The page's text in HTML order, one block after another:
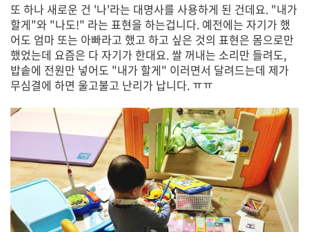
또 하나 새로운 건 '나'라는 대명사를 사용하게 된 건데요. "내가
할게"와 "나도!" 라는 표현을 하는겁니다. 예전에는 자기가 했
어도 엄마 또는 아빠라고 했고 하고 싶은 것의 표현은 몸으로만
했었는데 요즘은 다 자기가 한대요. 쌀 꺼내는 소리만 들려도,
밥솥에 전원만 넣어도 "내가 할게" 이러면서 달려드는데 제가
무심결에 하면 울고불고 난리가 납니다. ㅠㅠ